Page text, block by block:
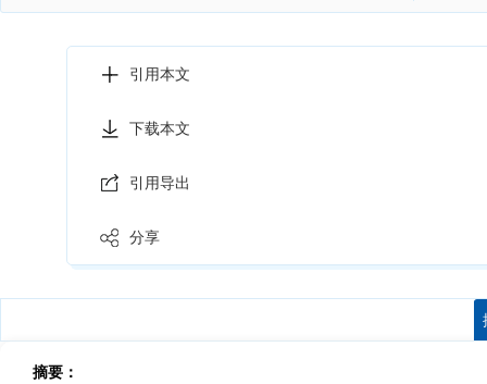
引用本文
下载本文
引用导出
分享
摘要：